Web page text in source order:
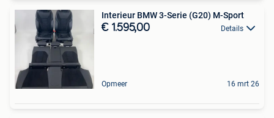
Interieur BMW 3-Serie (G20) M-Sport
€ 1.595,00 Details
Opmeer 16 mrt 26